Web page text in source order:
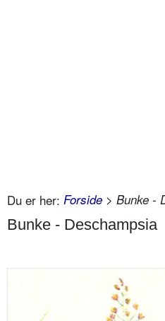
Du er her: Forside > Bunke -
Bunke - Deschampsia